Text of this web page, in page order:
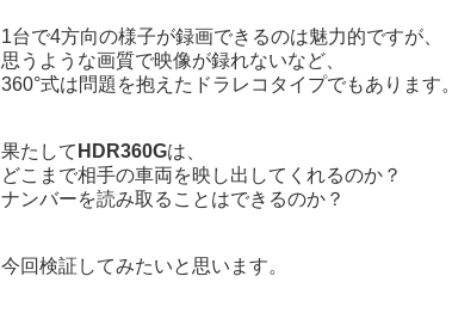
1台で4方向の様子が録画できるのは魅力的ですが、
思うような画質で映像が録れないなど、
360°式は問題を抱えたドラレコタイプでもあります。
果たして HDR360Gは、
どこまで相手の車両を映し出してくれるのか？
ナンバーを読み取ることはできるのか？
今回検証してみたいと思います。